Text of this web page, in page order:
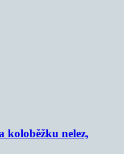
koloběžku nelez,